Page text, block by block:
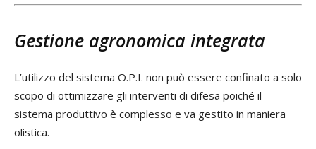
Gestione agronomica integrata
L’utilizzo del sistema O.P.I. non può essere confinato a solo
scopo di ottimizzare gli interventi di difesa poiché il
sistema produttivo è complesso e va gestito in maniera
olistica.